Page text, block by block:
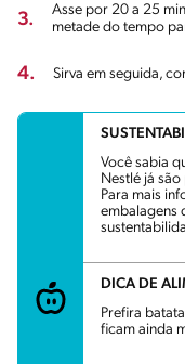
3.
Asse por 20 a 25
metade do tempo
4. Sirva em seguida,
Você sabia
Nestlé já
Para mais
embalagens
DICA DE
Prefira
ficam ainda